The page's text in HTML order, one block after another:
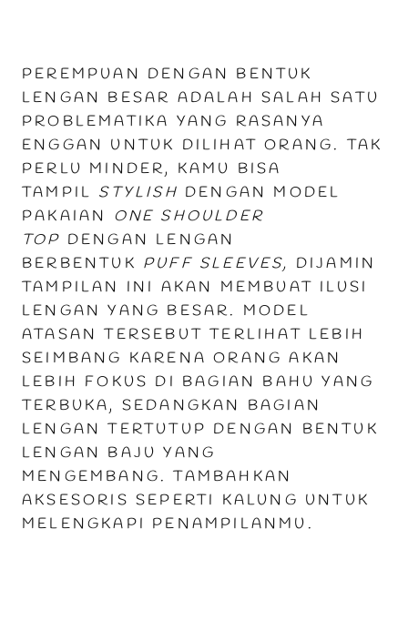
PEREMPUAN DENGAN BENTUK
LENGAN BESAR ADALAH SALAH SATU
PROBLEMATIKA YANG RASANYA
ENGGAN UNTUK DILIHAT ORANG. TAK
PERLU MINDER, KAMU BISA
TAMPIL STYLISH DENGAN MODEL
PAKAIAN ONE SHOULDER
TOP DENGAN LENGAN
BERBENTUK PUFF SLEEVES, DIJAMIN
TAMPILAN INI AKAN MEMBUAT ILUSI
LENGAN YANG BESAR. MODEL
ATASAN TERSEBUT TERLIHAT LEBIH
SEIMBANG KARENA ORANG AKAN
LEBIH FOKUS DI BAGIAN BAHU YANG
TERBUKA, SEDANGKAN BAGIAN
LENGAN TERTUTUP DENGAN BENTUK
LENGAN BAJU YANG
MENGEMBANG. TAMBAHKAN
AKSESORIS SEPERTI KALUNG UNTUK
MELENGKAPI PENAMPILANMU.